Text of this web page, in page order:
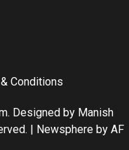
Conditions
Designed by Manish
| Newsphere by AF